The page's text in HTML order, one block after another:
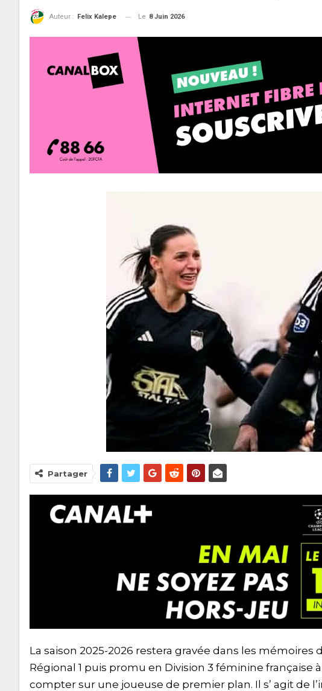
Auteur : Felix Kalepe Le 8 Juin 2026
Partager
La saison 2025-2026 restera gravée dans les mémoires
Régional 1 puis promu en Division 3 féminine française
compter sur une joueuse de premier plan. Il s’ agit de